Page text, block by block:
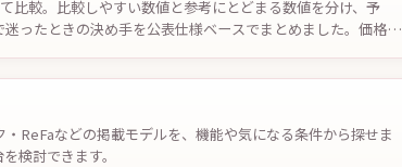
比較。比較しやすい数値と参考にとどまる数値を分け、予
ったときの決め手を公表仕様ベースでまとめました。価格は
ReFaなどの掲載モデルを、機能や気になる条件から探せま
検討できます。